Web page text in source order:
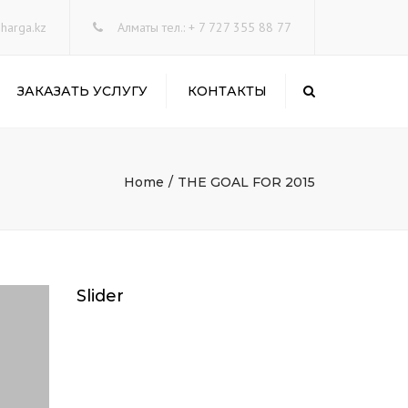
Алматы тел.: + 7 727 355 88 77
ЗАКАЗАТЬ УСЛУГУ КОНТАКТЫ
Home THE GOAL FOR 2015
Slider